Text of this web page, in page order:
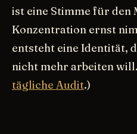
ist eine Stimme für den
Konzentration ernst
entsteht eine Identität,
nicht mehr arbeiten
tägliche Audit.)